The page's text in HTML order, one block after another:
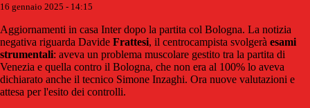
16 gennaio 2025 - 14:15
Aggiornamenti in casa Inter dopo la partita col Bologna. La notizia
negativa riguarda Davide Frattesi, il centrocampista svolgerà esami
strumentali: aveva un problema muscolare gestito tra la partita di
Venezia e quella contro il Bologna, che non era al 100% lo aveva
dichiarato anche il tecnico Simone Inzaghi. Ora nuove valutazioni e
attesa per l'esito dei controlli.